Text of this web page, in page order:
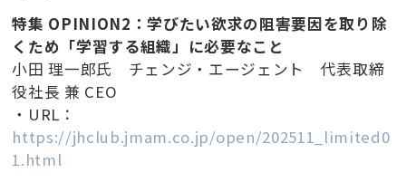
特集 OPINION2：学びたい欲求の阻害要因を取り除
くため「学習する組織」に必要なこと
小田 理一郎氏 チェンジ・エージェント 代表取締
役社長 兼 CEO
・URL：
https://jhclub.jmam.co.jp/open/202511_limited0
1.html